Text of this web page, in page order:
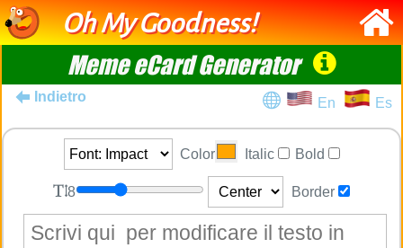
Oh My Goodness!
Meme eCard Generator
Indietro En Es
Color Italic Bold
8 Border